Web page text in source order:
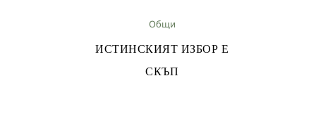
Общи
ИСТИНСКИЯТ ИЗБОР Е
СКЪП